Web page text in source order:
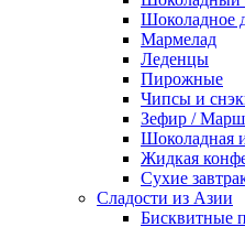
Шоколадное
Мармелад
Леденцы
Пирожные
Чипсы и
Зефир /
Шоколадная
Жидкая
Сухие
Сладости из Азии
Бисквитные